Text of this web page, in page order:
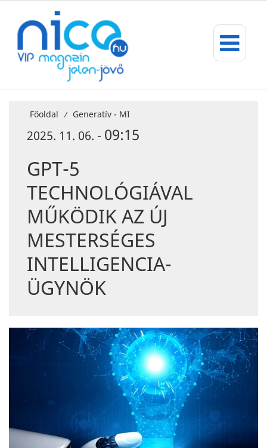
Főoldal / Generatív - MI
2025. 11. 06. - 09:15
GPT-5
TECHNOLÓGIÁVAL
MŰKÖDIK AZ ÚJ
MESTERSÉGES
INTELLIGENCIA-
ÜGYNÖK